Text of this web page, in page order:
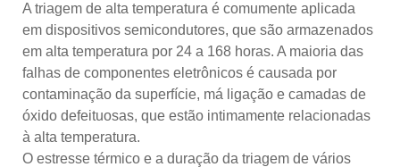
A triagem de alta temperatura é comumente aplicada
em dispositivos semicondutores, que são armazenados
em alta temperatura por 24 a 168 horas. A maioria das
falhas de componentes eletrônicos é causada por
contaminação da superfície, má ligação e camadas de
óxido defeituosas, que estão intimamente relacionadas
à alta temperatura.
O estresse térmico e a duração da triagem de vários